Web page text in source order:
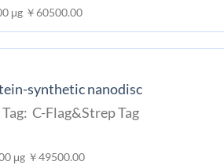
μg ￥60500.00
synthetic nanodisc
C-Flag&Strep Tag
μg ￥49500.00